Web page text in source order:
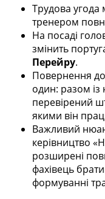
Categories
Головна
Новини
Відео
Новини
Останні
Конкурс
Логін
Рейтінги
Правила
Турніри
Трудова угода
тренером
На посаді
змінить
Перейру.
Повернення до
один: разом
перевірений
якими він
Важливий
керівництво
розширені
фахівець
формуванні